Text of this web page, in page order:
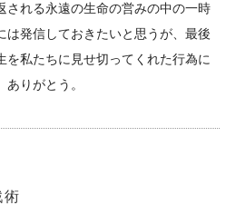
される永遠の生命の営みの中の一時
は発信しておきたいと思うが、最後
を私たちに見せ切ってくれた行為に
りがとう。
術